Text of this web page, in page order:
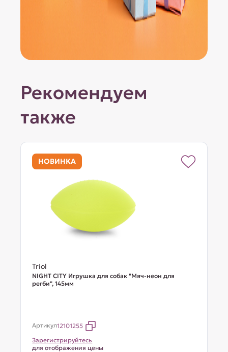
Рекомендуем
также
НОВИНКА
Triol
NIGHT CITY Игрушка для собак "Мяч-неон для
регби", 145мм
Артикул12101255
Зарегистрируйтесь
для отображения цены